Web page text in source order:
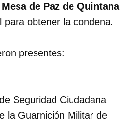
Mesa de Paz de Quintana
para obtener la condena.
presentes:
Seguridad Ciudadana
la Guarnición Militar de